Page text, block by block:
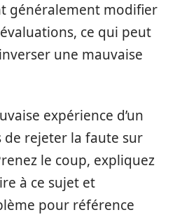
généralement modifier
ce qui peut
une mauvaise
expérience d’un
de rejeter la faute sur
le coup, expliquez
à ce sujet et
pour référence